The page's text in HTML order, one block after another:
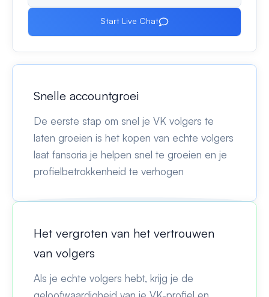
Start Live Chat
Snelle accountgroei
De eerste stap om snel je VK volgers te
laten groeien is het kopen van echte volgers
laat fansoria je helpen snel te groeien en je
profielbetrokkenheid te verhogen
Het vergroten van het vertrouwen
van volgers
Als je echte volgers hebt, krijg je de